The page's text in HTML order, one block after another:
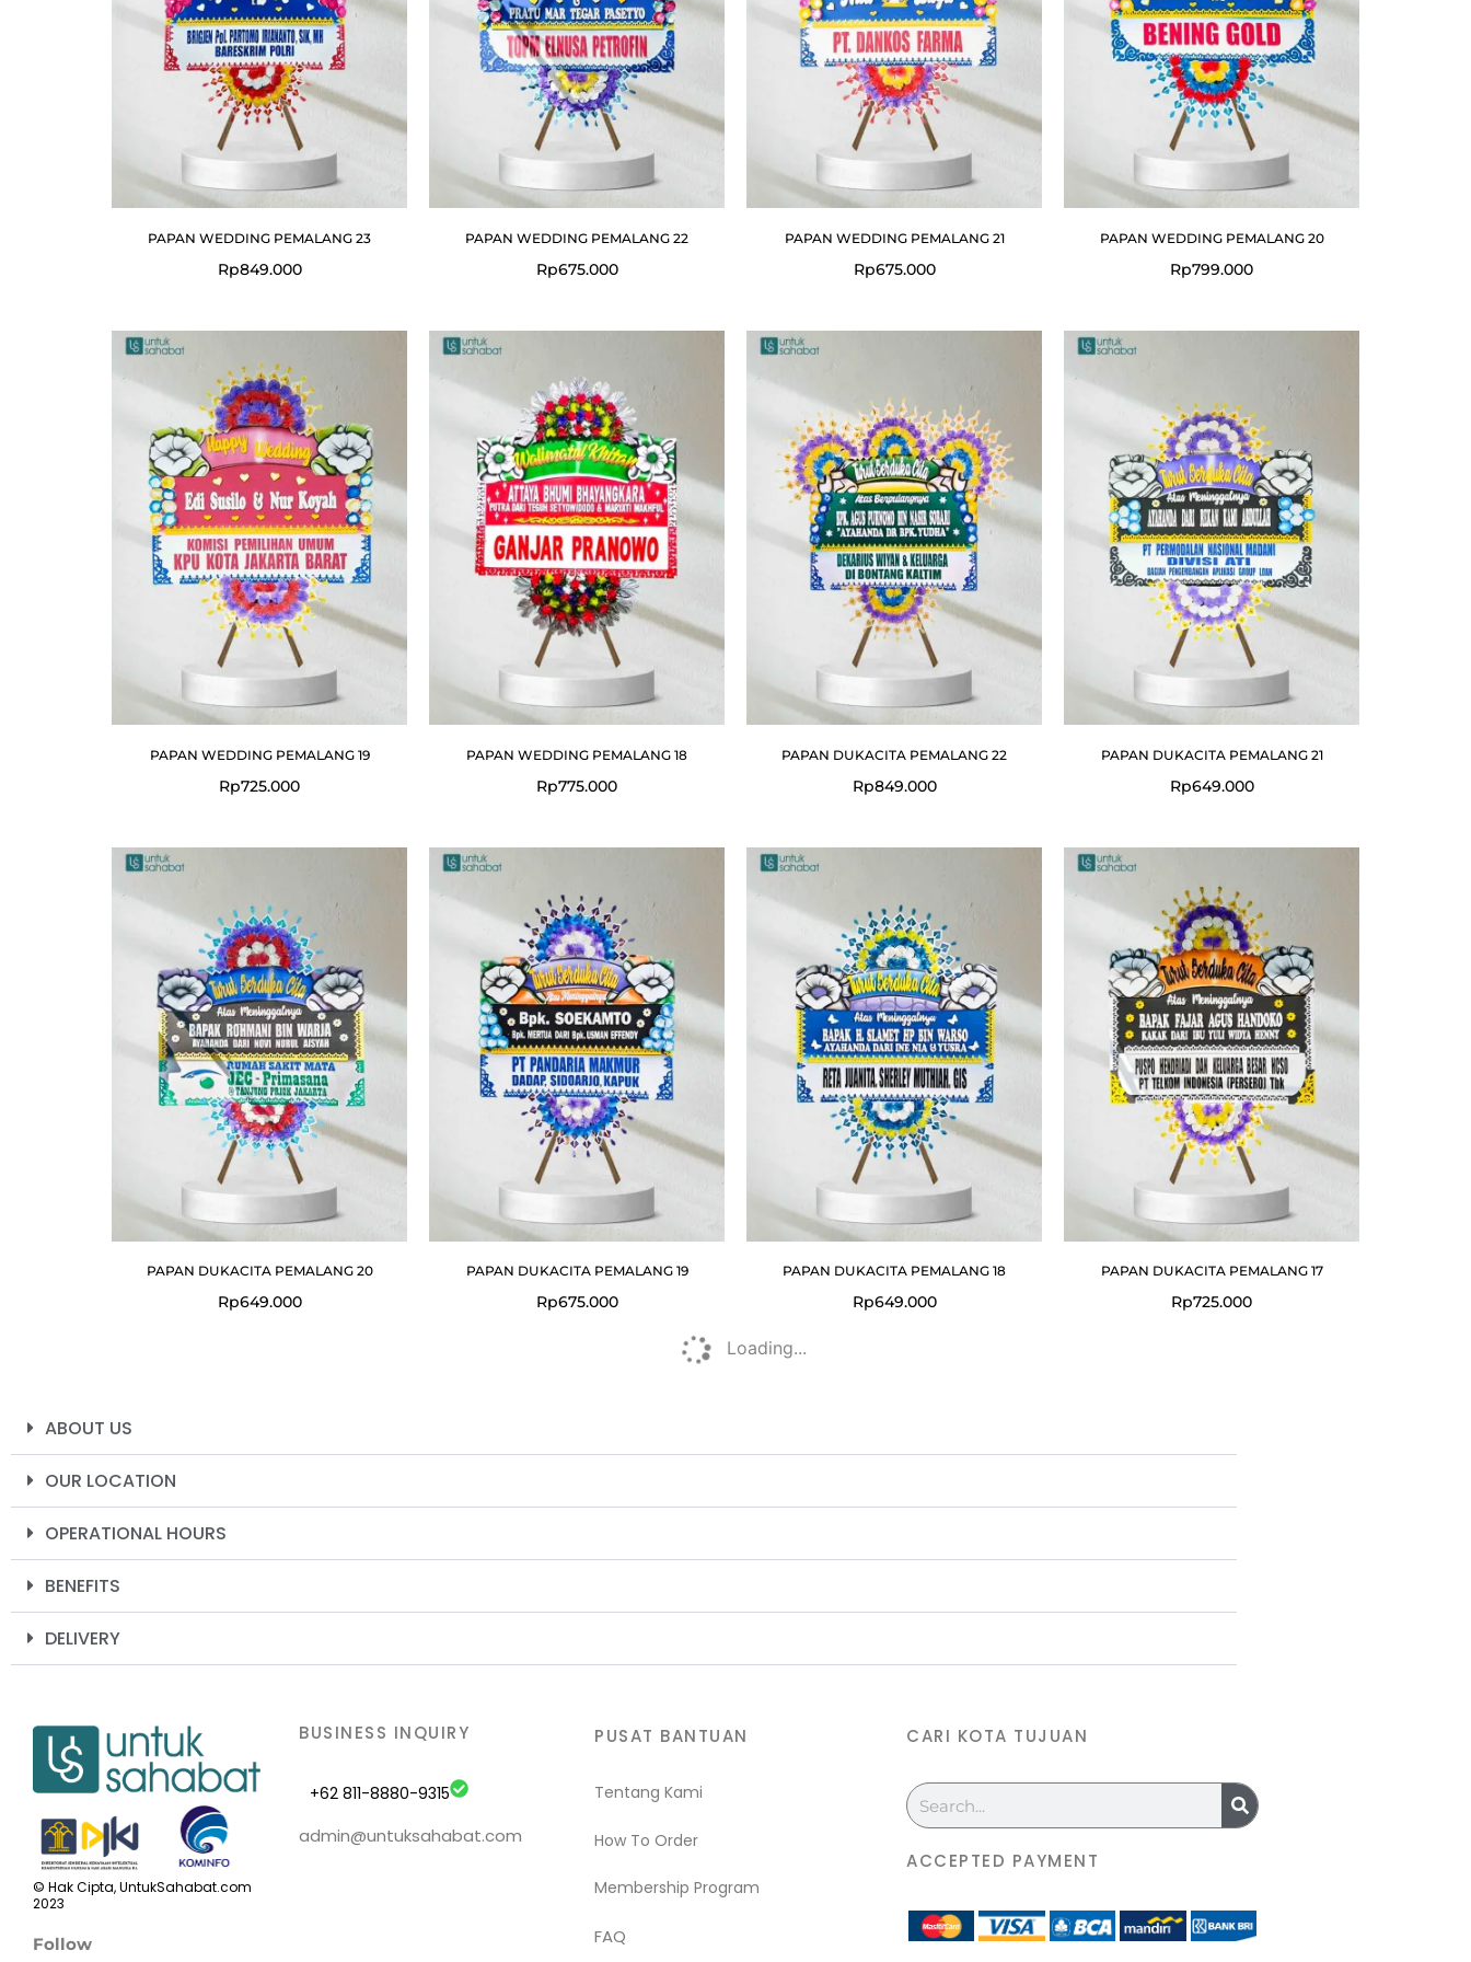
PAPAN WEDDING PEMALANG 23
Rp849.000
PAPAN WEDDING PEMALANG 22
Rp675.000
PAPAN WEDDING PEMALANG 21
Rp675.000
PAPAN WEDDING PEMALANG 20
Rp799.000
PAPAN WEDDING PEMALANG 19
Rp725.000
PAPAN WEDDING PEMALANG 18
Rp775.000
PAPAN DUKACITA PEMALANG 22
Rp849.000
PAPAN DUKACITA PEMALANG 21
Rp649.000
PAPAN DUKACITA PEMALANG 20
Rp649.000
PAPAN DUKACITA PEMALANG 19
Rp675.000
PAPAN DUKACITA PEMALANG 18
Rp649.000
PAPAN DUKACITA PEMALANG 17
Rp725.000
Loading...
ABOUT US
OUR LOCATION
OPERATIONAL HOURS
BENEFITS
DELIVERY
© Hak Cipta, UntukSahabat.com
2023
Follow
BUSINESS INQUIRY
+62 811-8880-9315
admin@untuksahabat.com
PUSAT BANTUAN
Tentang Kami
How To Order
Membership Program
FAQ
CARI KOTA TUJUAN
Search
ACCEPTED PAYMENT